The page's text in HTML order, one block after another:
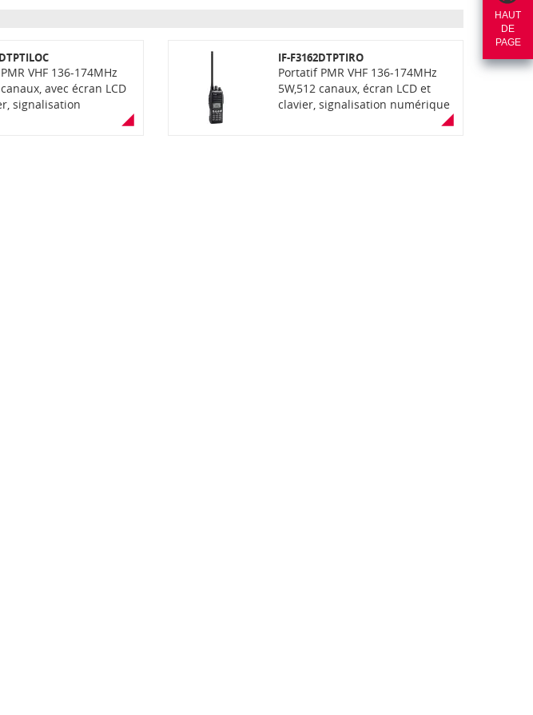
HAUT
DE
PAGE
VHF 136-174MHz
avec écran LCD
signalisation
IF-F3162DTPTIRO
Portatif PMR VHF 136-174MHz
5W,512 canaux, écran LCD et
clavier, signalisation numérique